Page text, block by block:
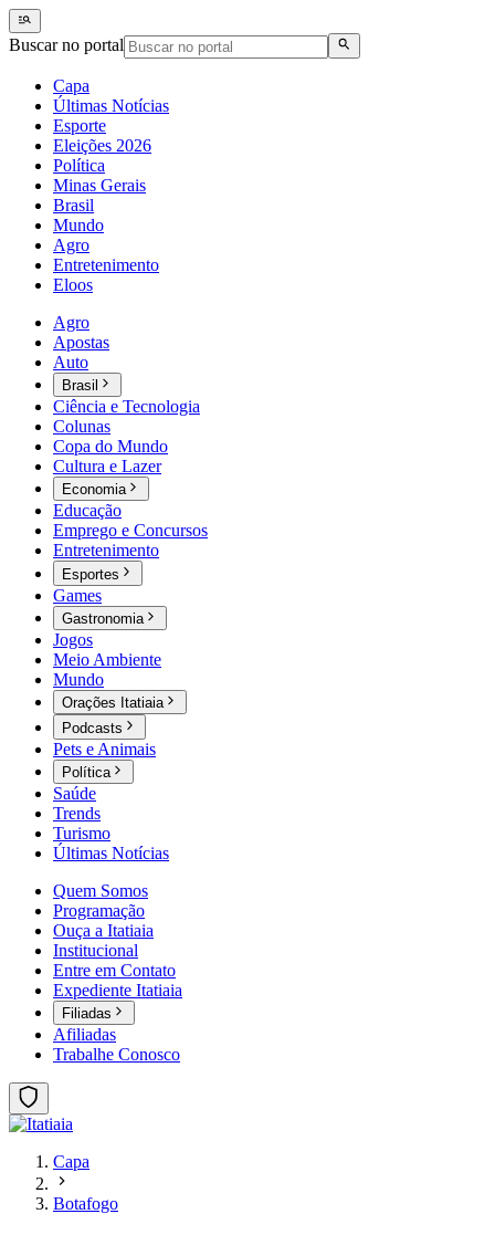
Buscar no portal
Capa
Últimas Notícias
Esporte
Eleições 2026
Política
Minas Gerais
Brasil
Mundo
Agro
Entretenimento
Eloos
Agro
Apostas
Auto
Brasil
Ciência e Tecnologia
Colunas
Copa do Mundo
Cultura e Lazer
Economia
Educação
Emprego e Concursos
Entretenimento
Esportes
Games
Gastronomia
Jogos
Meio Ambiente
Mundo
Orações Itatiaia
Podcasts
Pets e Animais
Política
Saúde
Trends
Turismo
Últimas Notícias
Quem Somos
Programação
Ouça a Itatiaia
Institucional
Entre em Contato
Expediente Itatiaia
Filiadas
Afiliadas
Trabalhe Conosco
Capa
Botafogo